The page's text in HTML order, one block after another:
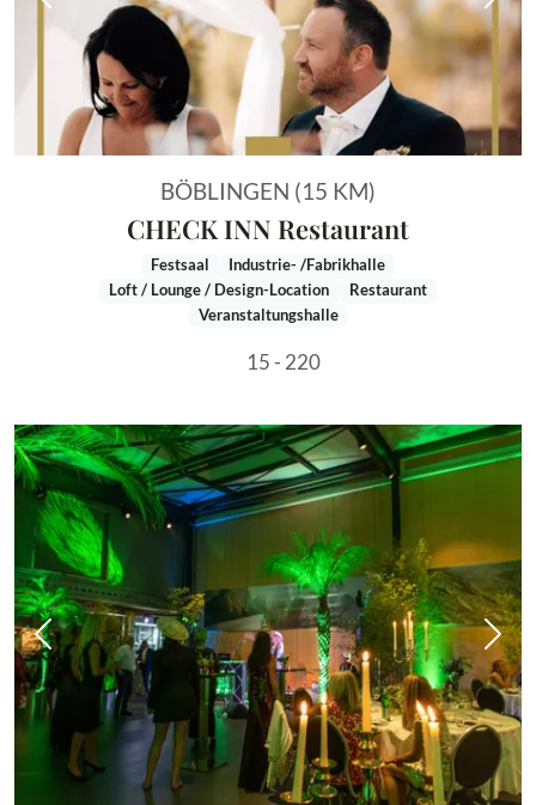
Vorheriges Bild
BÖBLINGEN (15 KM)
CHECK INN Restaurant
Festsaal
Industrie- /Fabrikhalle
Loft / Lounge / Design-Location
Restaurant
Veranstaltungshalle
15 - 220
Vorheriges Bild